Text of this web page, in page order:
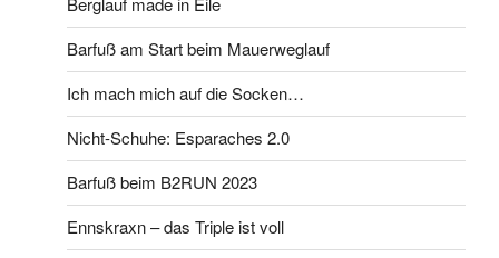
Barfuß am Start beim Mauerweglauf
Ich mach mich auf die Socken…
Nicht-Schuhe: Esparaches 2.0
Barfuß beim B2RUN 2023
Ennskraxn – das Triple ist voll